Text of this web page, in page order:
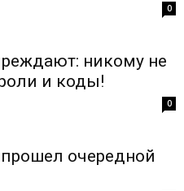
0
никому не
и коды!
0
очередной